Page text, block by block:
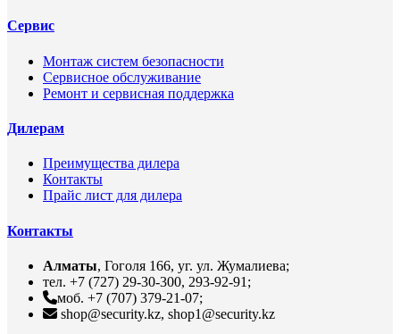
Сервис
Монтаж систем безопасности
Сервисное обслуживание
Ремонт и сервисная поддержка
Дилерам
Преимущества дилера
Контакты
Прайс лист для дилера
Контакты
Алматы, Гоголя 166, уг. ул. Жумалиева;
тел. +7 (727) 29-30-300, 293-92-91;
моб. +7 (707) 379-21-07;
shop@security.kz, shop1@security.kz